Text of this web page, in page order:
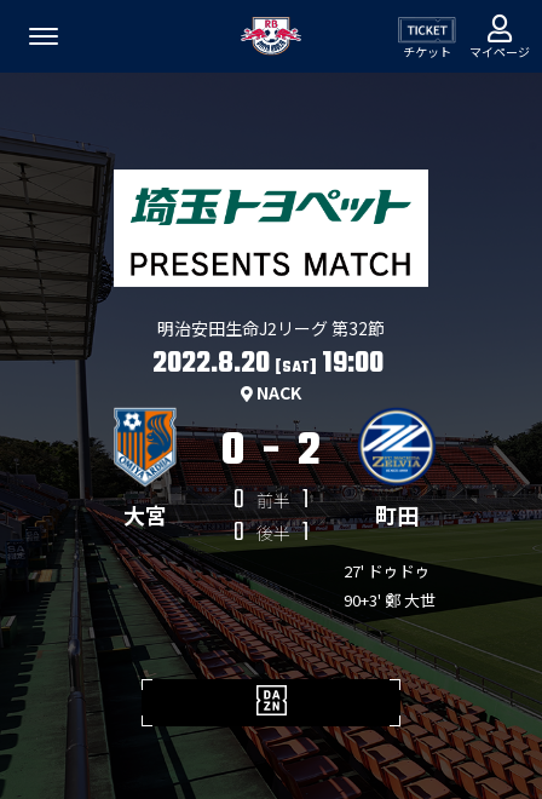
チケット マイページ
明治安田生命J2リーグ 第32節
2022.8.20 [SAT] 19:00
NACK
大宮
0 - 2
0 前半 1
0 後半 1 町田
27' ドゥドゥ
90+3' 鄭 大世